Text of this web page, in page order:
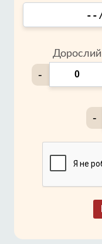
Дорослий
-
-